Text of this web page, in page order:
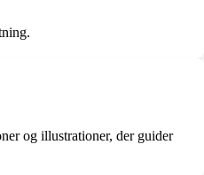
og illustrationer, der guider